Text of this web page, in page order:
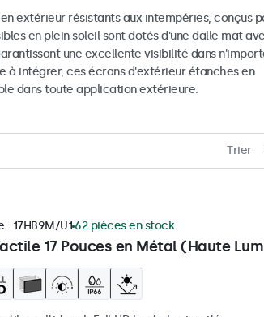
extérieur résistants aux intempéries, conçus
en plein soleil sont dotés d'une dalle mat
une excellente visibilité dans
à intégrer, ces écrans d'extérieur étanches en
dans toute application extérieure.
Trier
17 Pouces en Métal (Haute
: 17HB9M/U1 62 pièces en stock